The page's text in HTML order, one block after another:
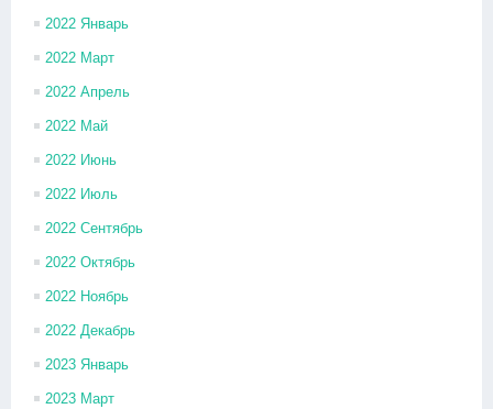
2022 Январь
2022 Март
2022 Апрель
2022 Май
2022 Июнь
2022 Июль
2022 Сентябрь
2022 Октябрь
2022 Ноябрь
2022 Декабрь
2023 Январь
2023 Март